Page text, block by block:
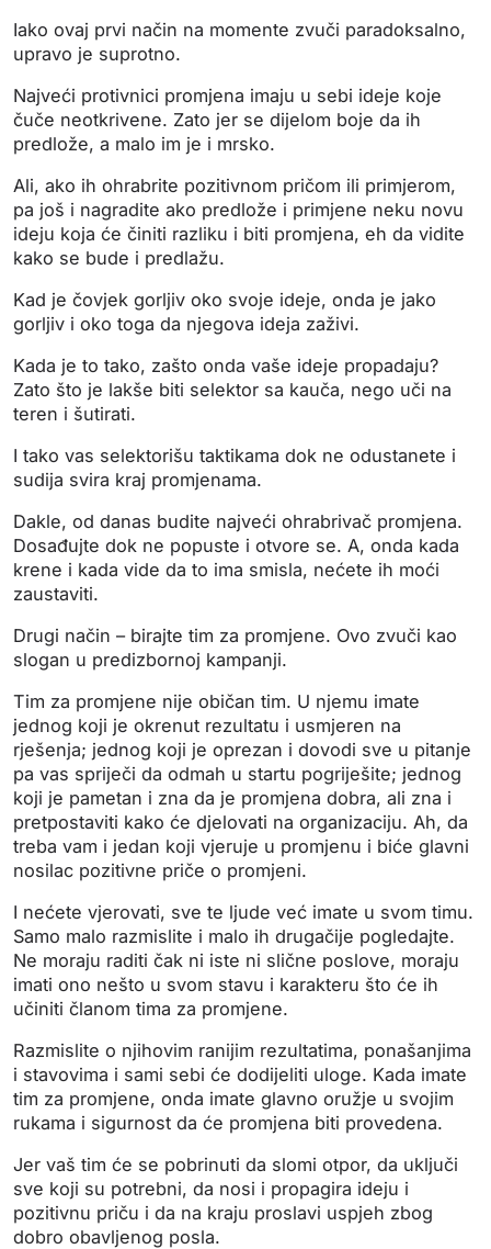
Iako ovaj prvi način na momente zvuči paradoksalno,
upravo je suprotno.
Najveći protivnici promjena imaju u sebi ideje koje
čuče neotkrivene. Zato jer se dijelom boje da ih
predlože, a malo im je i mrsko.
Ali, ako ih ohrabrite pozitivnom pričom ili primjerom,
pa još i nagradite ako predlože i primjene neku novu
ideju koja će činiti razliku i biti promjena, eh da vidite
kako se bude i predlažu.
Kad je čovjek gorljiv oko svoje ideje, onda je jako
gorljiv i oko toga da njegova ideja zaživi.
Kada je to tako, zašto onda vaše ideje propadaju?
Zato što je lakše biti selektor sa kauča, nego uči na
teren i šutirati.
I tako vas selektorišu taktikama dok ne odustanete i
sudija svira kraj promjenama.
Dakle, od danas budite najveći ohrabrivač promjena.
Dosađujte dok ne popuste i otvore se. A, onda kada
krene i kada vide da to ima smisla, nećete ih moći
zaustaviti.
Drugi način – birajte tim za promjene. Ovo zvuči kao
slogan u predizbornoj kampanji.
Tim za promjene nije običan tim. U njemu imate
jednog koji je okrenut rezultatu i usmjeren na
rješenja; jednog koji je oprezan i dovodi sve u pitanje
pa vas spriječi da odmah u startu pogriješite; jednog
koji je pametan i zna da je promjena dobra, ali zna i
pretpostaviti kako će djelovati na organizaciju. Ah, da
treba vam i jedan koji vjeruje u promjenu i biće glavni
nosilac pozitivne priče o promjeni.
I nećete vjerovati, sve te ljude već imate u svom timu.
Samo malo razmislite i malo ih drugačije pogledajte.
Ne moraju raditi čak ni iste ni slične poslove, moraju
imati ono nešto u svom stavu i karakteru što će ih
učiniti članom tima za promjene.
Razmislite o njihovim ranijim rezultatima, ponašanjima
i stavovima i sami sebi će dodijeliti uloge. Kada imate
tim za promjene, onda imate glavno oružje u svojim
rukama i sigurnost da će promjena biti provedena.
Jer vaš tim će se pobrinuti da slomi otpor, da uključi
sve koji su potrebni, da nosi i propagira ideju i
pozitivnu priču i da na kraju proslavi uspjeh zbog
dobro obavljenog posla.